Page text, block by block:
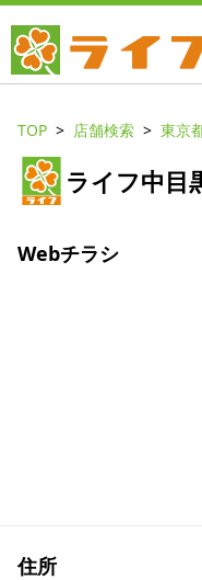
店舗・チ
TOP 店舗検索 東京
ライフ中目
Webチラシ
住所